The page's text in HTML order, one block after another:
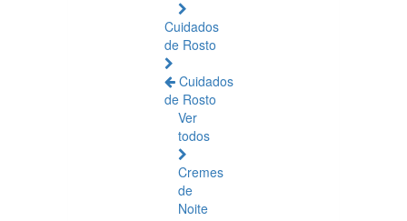
Cuidados
de Rosto
Cuidados
de Rosto
Ver
todos
Cremes
de
Noite